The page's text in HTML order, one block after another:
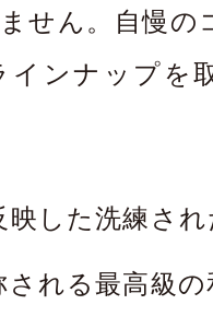
せん。自慢の
インナップを
した洗練さ
れる最高級の